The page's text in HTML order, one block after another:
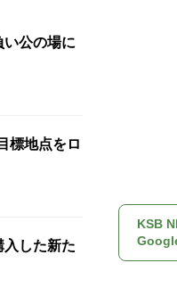
公の場に
標地点をロ
入した新た
KSB